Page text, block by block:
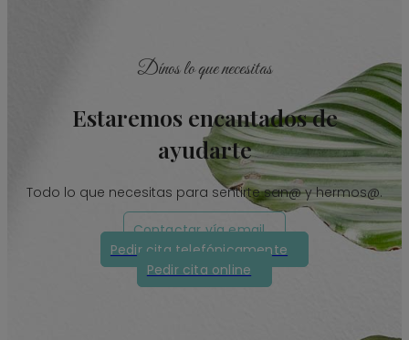
Dínos lo que necesitas
Estaremos encantados de
ayudarte
Todo lo que necesitas para sentirte san@ y hermos@.
Contactar vía email
Pedir cita telefónicamente
Pedir cita online